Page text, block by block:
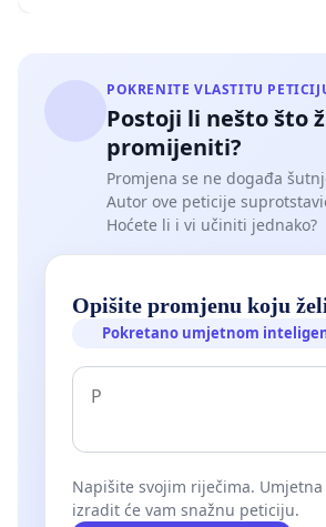
POKRENITE VLASTITU
Postoji li nešto što
promijeniti?
Promjena se ne događa
Autor ove peticije
Hoćete li i vi učiniti jednako?
Opišite promjenu koju
Pokretano umjetnom
Napišite svojim riječima.
izradit će vam snažnu peticiju.